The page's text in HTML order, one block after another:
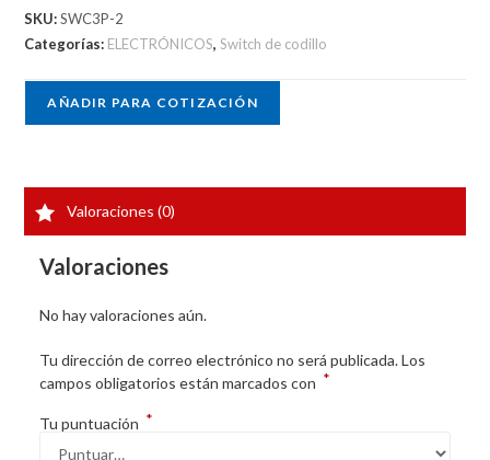
SKU:SWC3P-2
Categorías: ELECTRÓNICOS,Switch de codillo
AÑADIR PARA COTIZACIÓN
Valoraciones (0)
Valoraciones
No hay valoraciones aún.
Tu dirección de correo electrónico no será publicada. Los
campos obligatorios están marcados con *
Tu puntuación *